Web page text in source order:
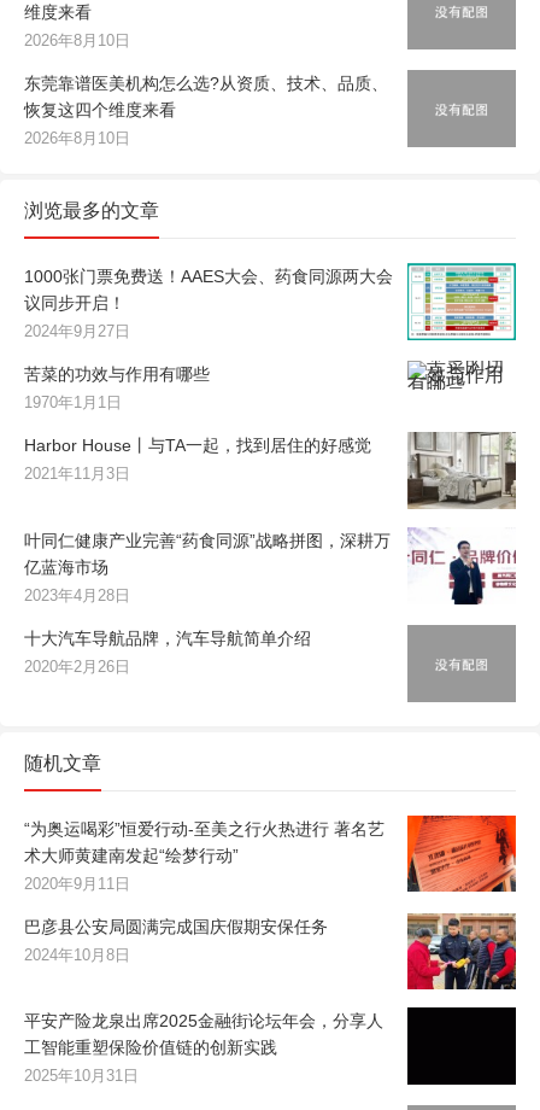
维度来看
2026年8月10日
东莞靠谱医美机构怎么选?从资质、技术、品质、
恢复这四个维度来看
2026年8月10日
浏览最多的文章
1000张门票免费送！AAES大会、药食同源两大会
议同步开启！
2024年9月27日
苦菜的功效与作用有哪些
1970年1月1日
Harbor House丨与TA一起，找到居住的好感觉
2021年11月3日
叶同仁健康产业完善“药食同源”战略拼图，深耕万
亿蓝海市场
2023年4月28日
十大汽车导航品牌，汽车导航简单介绍
2020年2月26日
随机文章
“为奥运喝彩”恒爱行动-至美之行火热进行 著名艺
术大师黄建南发起“绘梦行动”
2020年9月11日
巴彦县公安局圆满完成国庆假期安保任务
2024年10月8日
平安产险龙泉出席2025金融街论坛年会，分享人
工智能重塑保险价值链的创新实践
2025年10月31日